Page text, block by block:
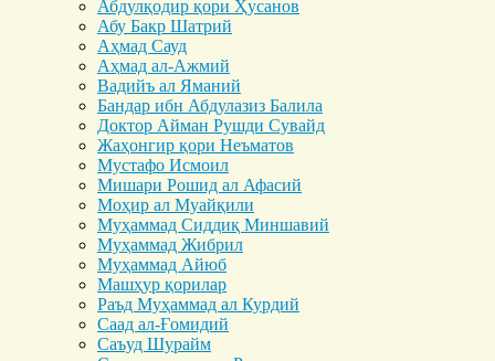
Абдулқодир қори Ҳусанов
Абу Бакр Шатрий
Аҳмад Сауд
Аҳмад ал-Ажмий
Вадийъ ал Яманий
Бандар ибн Абдулазиз Балила
Доктор Айман Рушди Сувайд
Жаҳонгир қори Неъматов
Мустафо Исмоил
Мишари Рошид ал Афасий
Моҳир ал Муайқили
Муҳаммад Cиддиқ Миншавий
Муҳаммад Жибрил
Муҳаммад Айюб
Машҳур қорилар
Раъд Муҳаммад ал Курдий
Саад ал-Ғомидий
Саъуд Шурайм